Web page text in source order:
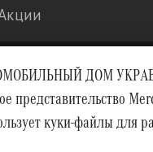
ДОМ
представительство
куки-файлы для